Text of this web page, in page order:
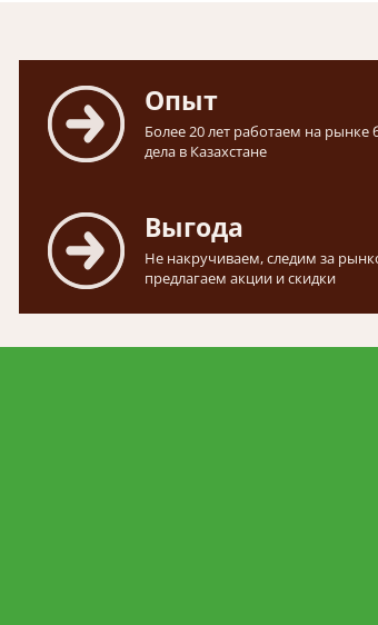
Опыт
Более 20 лет работаем на рынке
дела в Казахстане
Выгода
Не накручиваем, следим за
предлагаем акции и скидки